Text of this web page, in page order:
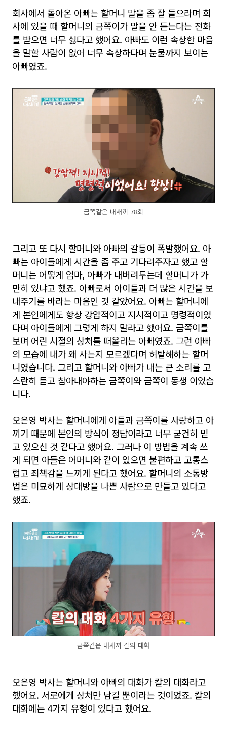
회사에서 돌아온 아빠는 할머니 말을 좀 잘 들으라며 회
사에 있을 때 할머니의 금쪽이가 말을 안 듣는다는 전화
를 받으면 너무 싫다고 했어요. 아빠도 이런 속상한 마음
을 말할 사람이 없어 너무 속상하다며 눈물까지 보이는
아빠였죠.
금쪽같은 내새끼 78회
그리고 또 다시 할머니와 아빠의 갈등이 폭발했어요. 아
빠는 아이들에게 시간을 좀 주고 기다려주자고 했고 할
머니는 어떻게 엄마, 아빠가 내버려두는데 할머니가 가
만히 있냐고 했죠. 아빠로서 아이들과 더 많은 시간을 보
내주기를 바라는 마음인 것 같았어요. 아빠는 할머니에
게 본인에게도 항상 강압적이고 지시적이고 명령적이었
다며 아이들에게 그렇게 하지 말라고 했어요. 금쪽이를
보며 어린 시절의 상처를 떠올리는 아빠였죠. 그런 아빠
의 모습에 내가 왜 사는지 모르겠다며 허탈해하는 할머
니였습니다. 그리고 할머니와 아빠가 내는 큰 소리를 고
스란히 듣고 참아내야하는 금쪽이와 금쪽이 동생 이었습
니다.
오은영 박사는 할머니에게 아들과 금쪽이를 사랑하고 아
끼기 때문에 본인의 방식이 정답이라고 너무 굳건히 믿
고 있으신 것 같다고 했어요. 그러나 이 방법을 계속 쓰
게 되면 아들은 어머니와 같이 있으면 불편하고 고통스
럽고 죄책감을 느끼게 된다고 했어요. 할머니의 소통방
법은 미묘하게 상대방을 나쁜 사람으로 만들고 있다고
했죠.
금쪽같은 내새끼 칼의 대화
오은영 박사는 할머니와 아빠의 대화가 칼의 대화라고
했어요. 서로에게 상처만 남길 뿐이라는 것이었죠. 칼의
대화에는 4가지 유형이 있다고 했어요.